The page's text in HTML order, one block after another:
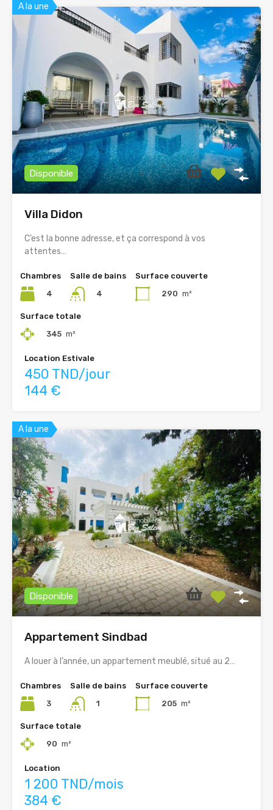
A la une
Disponible
Villa Didon
C’est la bonne adresse, et ça correspond à vos
attentes…
Chambres
4
Salle de bains
4
Surface couverte
290 m²
Surface totale
345 m²
Location Estivale
450 TND/jour
144 €
A la une
Disponible
Appartement Sindbad
A louer à l’année, un appartement meublé, situé au 2…
Chambres
3
Salle de bains
1
Surface couverte
205 m²
Surface totale
90 m²
Location
1 200 TND/mois
384 €